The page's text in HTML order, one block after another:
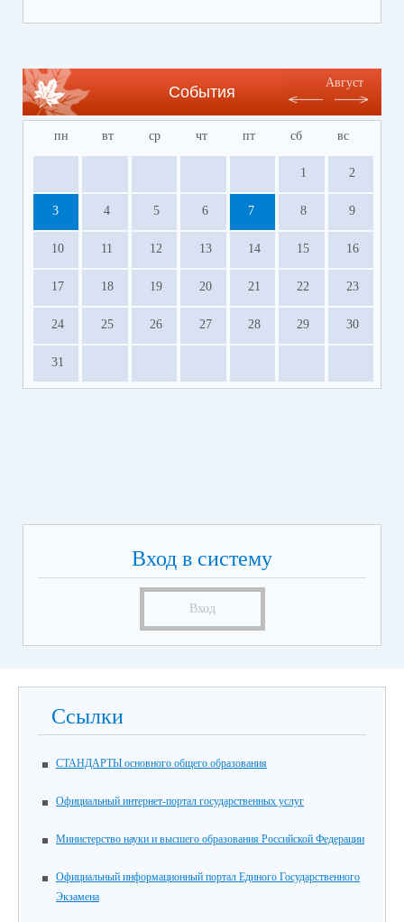
Электронную анкету можно заполнить в любое
https://forms.yandex.ru/u/654a03d1c09c0208ebfb6335/
⚡️Напоминаем, что в связи с очередным
отпуском специалистов ПМПК не будет работать
с 1 по 28 июля 2026 года.
События
Август
пн вт ср чт пт сб вс
1 2
3 4 5 6 7 8 9
10 11 12 13 14 15 16
17 18 19 20 21 22 23
24 25 26 27 28 29 30
31
Вход в систему
Вход
Ссылки
СТАНДАРТЫ основного общего образования
Официальный интернет-портал государственных услуг
Министерство науки и высшего образования Российской Федерации
Официальный информационный портал Единого Государственного
Экзамена